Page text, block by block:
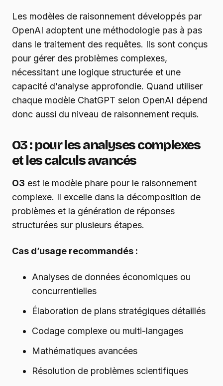
Les modèles de raisonnement développés par
OpenAI adoptent une méthodologie pas à pas
dans le traitement des requêtes. Ils sont conçus
pour gérer des problèmes complexes,
nécessitant une logique structurée et une
capacité d’analyse approfondie. Quand utiliser
chaque modèle ChatGPT selon OpenAI dépend
donc aussi du niveau de raisonnement requis.
O3 : pour les analyses complexes
et les calculs avancés
O3 est le modèle phare pour le raisonnement
complexe. Il excelle dans la décomposition de
problèmes et la génération de réponses
structurées sur plusieurs étapes.
Cas d’usage recommandés :
Analyses de données économiques ou
concurrentielles
Élaboration de plans stratégiques détaillés
Codage complexe ou multi-langages
Mathématiques avancées
Résolution de problèmes scientifiques